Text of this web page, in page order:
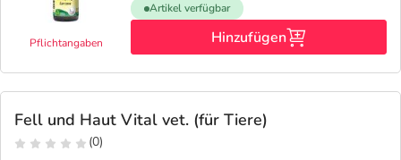
Pflichtangaben
Artikel verfügbar
Hinzufügen
Fell und Haut Vital vet. (für Tiere)
(0)